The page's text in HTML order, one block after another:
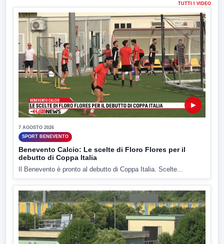
TUTTI I VIDEO
▶
7 AGOSTO 2026
SPORT BENEVENTO
Benevento Calcio: Le scelte di Floro Flores per il
debutto di Coppa Italia
Il Benevento è pronto al debutto di Coppa Italia. Scelte...